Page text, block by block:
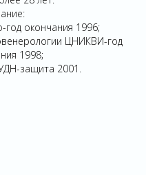
окончания 1996;
ЦНИКВИ-год
1998;
защита 2001.